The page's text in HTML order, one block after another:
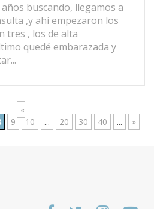
buscando, llegamos a
,y ahí empezaron los
tres , los de alta
quedé embarazada y
«
9 10 ... 20 30 40 ... »